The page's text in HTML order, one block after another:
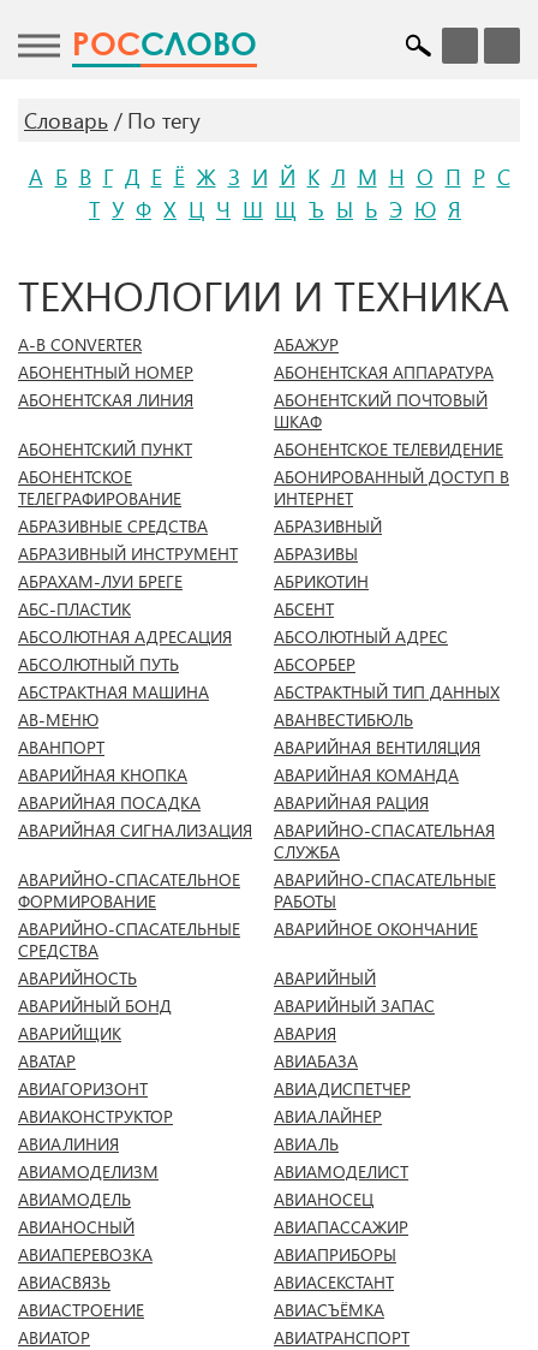
POCСЛОВО
Словарь
По тегу
А Б В Г Д Е Ё Ж З И Й К Л М Н О П Р С
Т У Ф Х Ц Ч Ш Щ Ъ Ы Ь Э Ю Я
ТЕХНОЛОГИИ И ТЕХНИКА
А-В CONVERTER
АБАЖУР
АБОНЕНТНЫЙ НОМЕР
АБОНЕНТСКАЯ АППАРАТУРА
АБОНЕНТСКАЯ ЛИНИЯ
АБОНЕНТСКИЙ ПОЧТОВЫЙ
ШКАФ
АБОНЕНТСКИЙ ПУНКТ
АБОНЕНТСКОЕ ТЕЛЕВИДЕНИЕ
АБОНЕНТСКОЕ
ТЕЛЕГРАФИРОВАНИЕ
АБОНИРОВАННЫЙ ДОСТУП В
ИНТЕРНЕТ
АБРАЗИВНЫЕ СРЕДСТВА
АБРАЗИВНЫЙ
АБРАЗИВНЫЙ ИНСТРУМЕНТ
АБРАЗИВЫ
АБРАХАМ-ЛУИ БРЕГЕ
АБРИКОТИН
АБС-ПЛАСТИК
АБСЕНТ
АБСОЛЮТНАЯ АДРЕСАЦИЯ
АБСОЛЮТНЫЙ АДРЕС
АБСОЛЮТНЫЙ ПУТЬ
АБСОРБЕР
АБСТРАКТНАЯ МАШИНА
АБСТРАКТНЫЙ ТИП ДАННЫХ
АВ-МЕНЮ
АВАНВЕСТИБЮЛЬ
АВАНПОРТ
АВАРИЙНАЯ ВЕНТИЛЯЦИЯ
АВАРИЙНАЯ КНОПКА
АВАРИЙНАЯ КОМАНДА
АВАРИЙНАЯ ПОСАДКА
АВАРИЙНАЯ РАЦИЯ
АВАРИЙНАЯ СИГНАЛИЗАЦИЯ
АВАРИЙНО-СПАСАТЕЛЬНАЯ
СЛУЖБА
АВАРИЙНО-СПАСАТЕЛЬНОЕ
ФОРМИРОВАНИЕ
АВАРИЙНО-СПАСАТЕЛЬНЫЕ
РАБОТЫ
АВАРИЙНО-СПАСАТЕЛЬНЫЕ
СРЕДСТВА
АВАРИЙНОЕ ОКОНЧАНИЕ
АВАРИЙНОСТЬ
АВАРИЙНЫЙ
АВАРИЙНЫЙ БОНД
АВАРИЙНЫЙ ЗАПАС
АВАРИЙЩИК
АВАРИЯ
АВАТАР
АВИАБАЗА
АВИАГОРИЗОНТ
АВИАДИСПЕТЧЕР
АВИАКОНСТРУКТОР
АВИАЛАЙНЕР
АВИАЛИНИЯ
АВИАЛЬ
АВИАМОДЕЛИЗМ
АВИАМОДЕЛИСТ
АВИАМОДЕЛЬ
АВИАНОСЕЦ
АВИАНОСНЫЙ
АВИАПАССАЖИР
АВИАПЕРЕВОЗКА
АВИАПРИБОРЫ
АВИАСВЯЗЬ
АВИАСЕКСТАНТ
АВИАСТРОЕНИЕ
АВИАСЪЁМКА
АВИАТОР
АВИАТРАНСПОРТ